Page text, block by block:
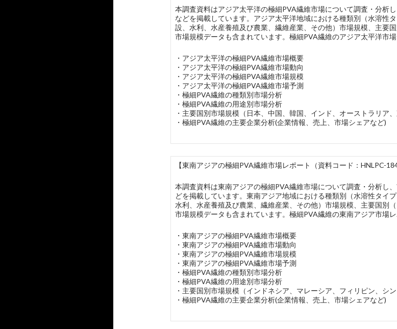
本調査資料はアジア太平洋の極細PVA繊維市場について調査・分析
などを掲載しています。アジア太平洋地域における種類別（水溶性
設、水利、水産養殖及び農業、繊維産業、その他）市場規模、主要
市場規模データも含まれています。極細PVA繊維のアジア太平洋市
・アジア太平洋の極細PVA繊維市場概要
・アジア太平洋の極細PVA繊維市場動向
・アジア太平洋の極細PVA繊維市場規模
・アジア太平洋の極細PVA繊維市場予測
・極細PVA繊維の種類別市場分析
・極細PVA繊維の用途別市場分析
・主要国別市場規模（日本、中国、韓国、インド、オーストラリア、
・極細PVA繊維の主要企業分析(企業情報、売上、市場シェアなど)
【東南アジアの極細PVA繊維市場レポート（資料コード：HNLPC-
本調査資料は東南アジアの極細PVA繊維市場について調査・分析し
どを掲載しています。東南アジア地域における種類別（水溶性タイ
水利、水産養殖及び農業、繊維産業、その他）市場規模、主要国別
市場規模データも含まれています。極細PVA繊維の東南アジア市場
・東南アジアの極細PVA繊維市場概要
・東南アジアの極細PVA繊維市場動向
・東南アジアの極細PVA繊維市場規模
・東南アジアの極細PVA繊維市場予測
・極細PVA繊維の種類別市場分析
・極細PVA繊維の用途別市場分析
・主要国別市場規模（インドネシア、マレーシア、フィリピン、シ
・極細PVA繊維の主要企業分析(企業情報、売上、市場シェアなど)